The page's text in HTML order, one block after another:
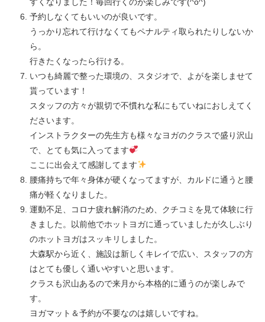
予約しなくてもいいのが良いです。
うっかり忘れて行けなくてもペナルティ取られたりしないか
ら。
行きたくなったら行ける。
いつも綺麗で整った環境の、スタジオで、よがを楽しませて
貰っています！
スタッフの方々が親切で不慣れな私にもていねにおしえてく
ださいます。
インストラクターの先生方も様々なヨガのクラスで盛り沢山
で、とても気に入ってます
ここに出会えて感謝してます
腰痛持ちで年々身体が硬くなってますが、カルドに通うと腰
痛が軽くなりました。
運動不足、コロナ疲れ解消のため、クチコミを見て体験に行
きました。以前他でホットヨガに通っていましたが久しぶり
のホットヨガはスッキリしました。
大森駅から近く、施設は新しくキレイで広い、スタッフの方
はとても優しく通いやすいと思います。
クラスも沢山あるので来月から本格的に通うのが楽しみで
す。
ヨガマット＆予約が不要なのは嬉しいですね。